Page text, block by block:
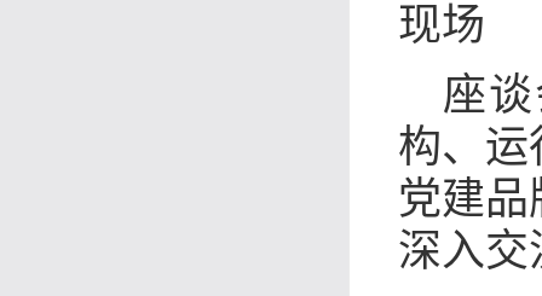
现场
座
构、运
党建
深入交